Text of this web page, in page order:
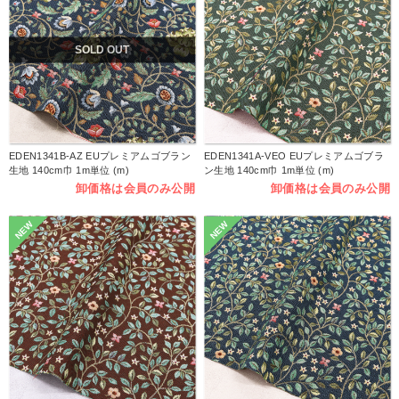
SOLD OUT
EDEN1341B-AZ EUプレミアムゴブラン
生地 140cm巾 1m単位 (m)
卸価格は会員のみ公開
EDEN1341A-VEO EUプレミアムゴブラ
ン生地 140cm巾 1m単位 (m)
卸価格は会員のみ公開
NEW NEW